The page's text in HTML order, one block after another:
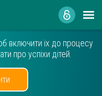
включити їх до процесу
про успіхи дітей.